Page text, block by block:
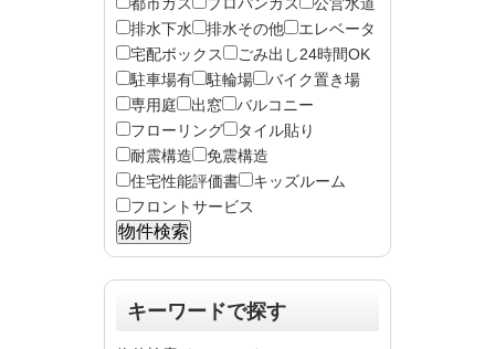
排水下水
排水その他
エレベータ
宅配ボックス
ごみ出し24時間OK
駐車場有
駐輪場
バイク置き場
専用庭
出窓
バルコニー
フローリング
タイル貼り
耐震構造
免震構造
住宅性能評価書
キッズルーム
フロントサービス
キーワードで探す